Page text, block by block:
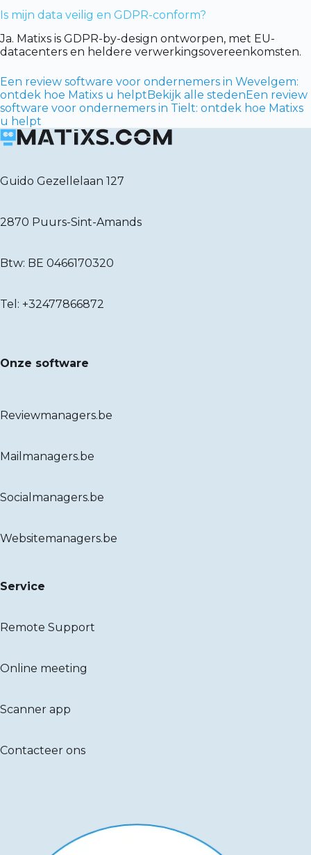
Is mijn data veilig en GDPR-conform?
Ja. Matixs is GDPR-by-design ontworpen, met EU-
datacenters en heldere verwerkingsovereenkomsten.
Een review software voor ondernemers in Wevelgem:
ontdek hoe Matixs u helptBekijk alle stedenEen review
software voor ondernemers in Tielt: ontdek hoe Matixs
u helpt
Guido Gezellelaan 127
2870 Puurs-Sint-Amands
Btw: BE 0466170320
Tel: +32477866872
Onze software
Reviewmanagers.be
Mailmanagers.be
Socialmanagers.be
Websitemanagers.be
Service
Remote Support
Online meeting
Scanner app
Contacteer ons